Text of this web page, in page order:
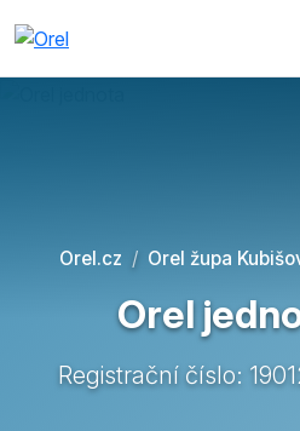
Orel.cz Orel župa
Orel
Registrační číslo: